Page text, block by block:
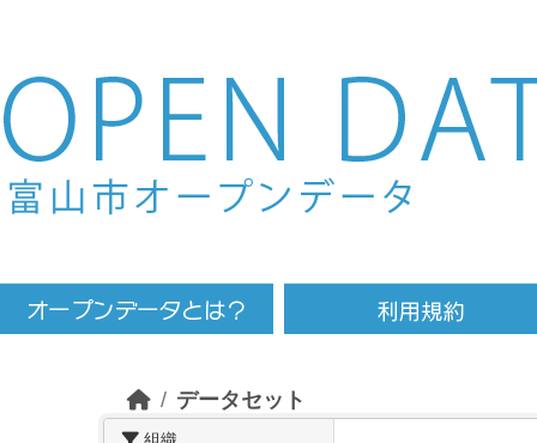
Skip to main content
データセット